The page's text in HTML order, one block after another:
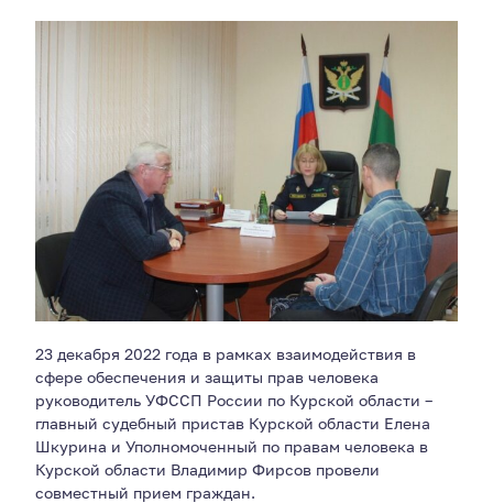
23 декабря 2022 года в рамках взаимодействия в
сфере обеспечения и защиты прав человека
руководитель УФССП России по Курской области –
главный судебный пристав Курской области Елена
Шкурина и Уполномоченный по правам человека в
Курской области Владимир Фирсов провели
совместный прием граждан.